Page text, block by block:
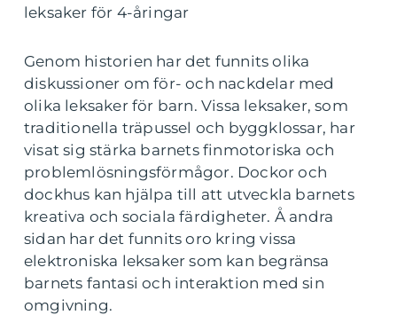
leksaker för 4-åringar
Genom historien har det funnits olika
diskussioner om för- och nackdelar med
olika leksaker för barn. Vissa leksaker, som
traditionella träpussel och byggklossar, har
visat sig stärka barnets finmotoriska och
problemlösningsförmågor. Dockor och
dockhus kan hjälpa till att utveckla barnets
kreativa och sociala färdigheter. Å andra
sidan har det funnits oro kring vissa
elektroniska leksaker som kan begränsa
barnets fantasi och interaktion med sin
omgivning.